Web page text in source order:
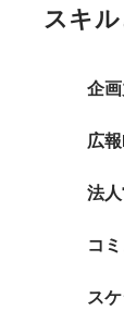
スキ
企
広
法
コ
ス